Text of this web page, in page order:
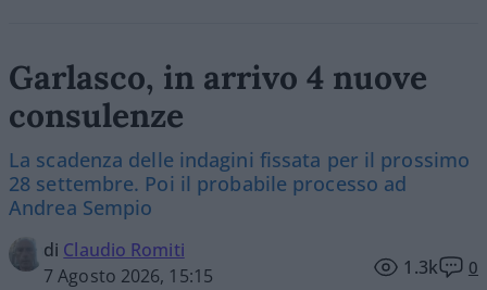
Garlasco, in arrivo 4 nuove
consulenze
La scadenza delle indagini fissata per il prossimo
28 settembre. Poi il probabile processo ad
Andrea Sempio
di Claudio Romiti
7 Agosto 2026, 15:15
1.3k 0